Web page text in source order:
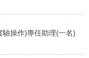
操作)專任助理(一名)